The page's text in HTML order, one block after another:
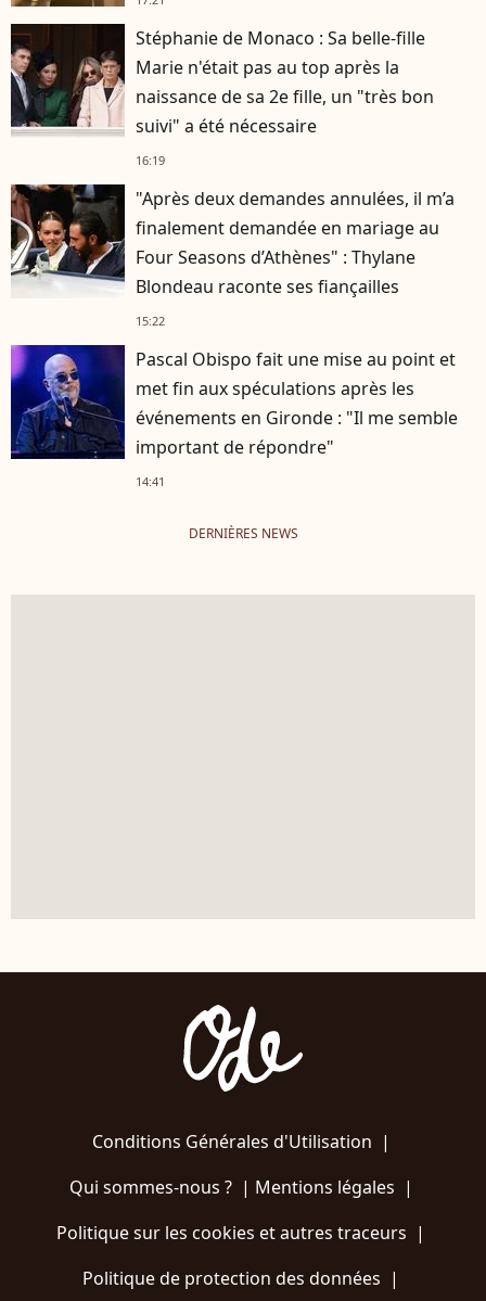
Stéphanie de Monaco : Sa belle-fille
Marie n'était pas au top après la
naissance de sa 2e fille, un "très bon
suivi" a été nécessaire
16:19
"Après deux demandes annulées, il m’a
finalement demandée en mariage au
Four Seasons d’Athènes" : Thylane
Blondeau raconte ses fiançailles
15:22
Pascal Obispo fait une mise au point et
met fin aux spéculations après les
événements en Gironde : "Il me semble
important de répondre"
14:41
DERNIÈRES NEWS
Conditions Générales d'Utilisation |
Qui sommes-nous ?| Mentions légales |
Politique sur les cookies et autres traceurs |
Politique de protection des données |